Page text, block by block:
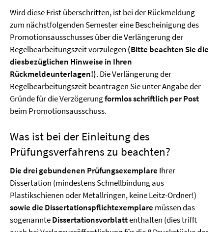
Wird diese Frist überschritten, ist bei der Rückmeldung
zum nächstfolgenden Semester eine Bescheinigung des
Promotionsausschusses über die Verlängerung der
Regelbearbeitungszeit vorzulegen (Bitte beachten Sie die
diesbezüglichen Hinweise in Ihren
Rückmeldeunterlagen!). Die Verlängerung der
Regelbearbeitungszeit beantragen Sie unter Angabe der
Gründe für die Verzögerungformlos schriftlich per Post
beim Promotionsausschuss.
Was ist bei der Einleitung des
Prüfungsverfahrens zu beachten?
Die drei gebundenen Prüfungsexemplare Ihrer
Dissertation (mindestens Schnellbindung aus
Plastikschienen oder Metallringen, keine Leitz-Ordner!)
sowie die Dissertationspflichtexemplare müssen das
sogenannteDissertationsvorblattenthalten (dies trifft